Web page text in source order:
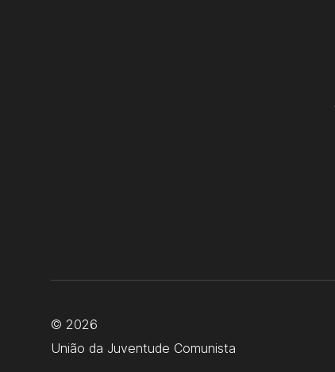
© 2026
União da Juventude Comunista